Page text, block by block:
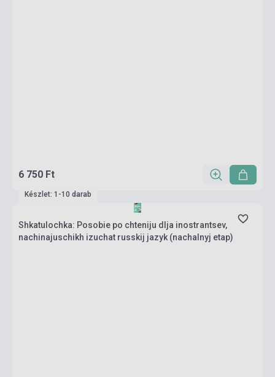
6 750 Ft
Készlet: 1-10 darab
Shkatulochka: Posobie po chteniju dlja inostrantsev,
nachinajuschikh izuchat russkij jazyk (nachalnyj etap)